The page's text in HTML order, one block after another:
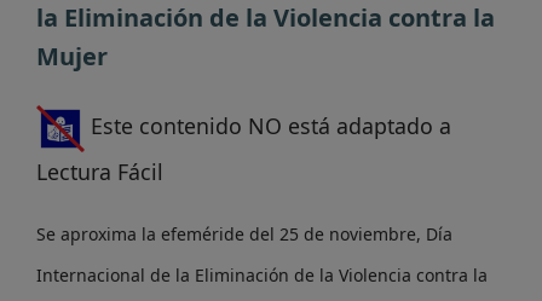
la Eliminación de la Violencia contra la
Mujer
Este contenido NO está adaptado a
Lectura Fácil
Se aproxima la efeméride del 25 de noviembre, Día
Internacional de la Eliminación de la Violencia contra la